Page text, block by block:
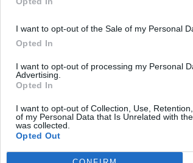
I want to opt-out of the Sale of my Personal
Opted In
I want to opt-out of processing my Personal
Advertising.
Opted In
I want to opt-out of Collection, Use,
of my Personal Data that Is Unrelated with
was collected.
Opted Out